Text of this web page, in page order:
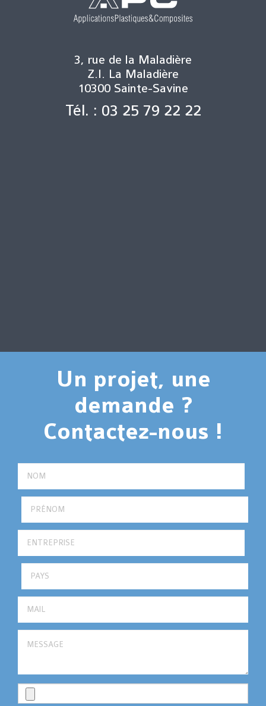
3, rue de la Maladière
Z.I. La Maladière
10300 Sainte-Savine
Tél. : 03 25 79 22 22
Un projet, une
demande ?
Contactez-nous !